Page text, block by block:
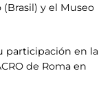
(Brasil) y el Museo
participación en la
de Roma en